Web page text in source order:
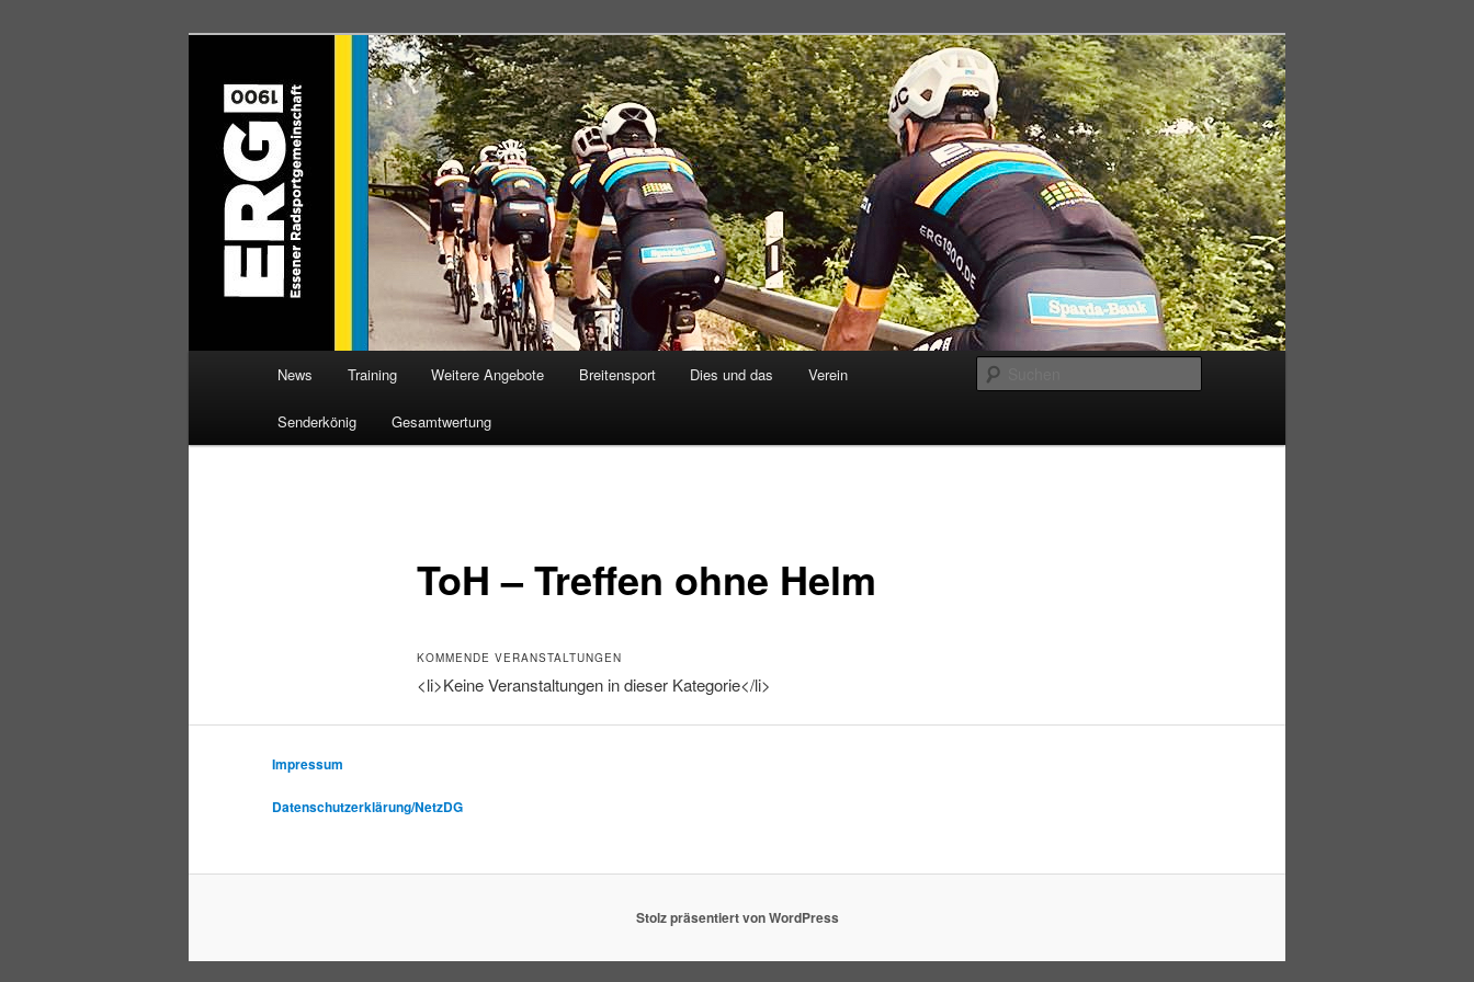
ERG 1900 e.V
Willkommen bei der Essener Radsportgemeinschaft
News Training Weitere Angebote Breitensport Dies und das Verein
Senderkönig Gesamtwertung
ToH – Treffen ohne Helm
KOMMENDE VERANSTALTUNGEN
<li>Keine Veranstaltungen in dieser Kategorie</li>
Impressum
Datenschutzerklärung/NetzDG
Stolz präsentiert von WordPress